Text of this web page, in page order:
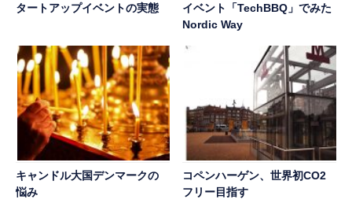
タートアップイベントの実態
イベント「TechBBQ」でみた
Nordic Way
キャンドル大国デンマークの
悩み
コペンハーゲン、世界初CO2
フリー目指す